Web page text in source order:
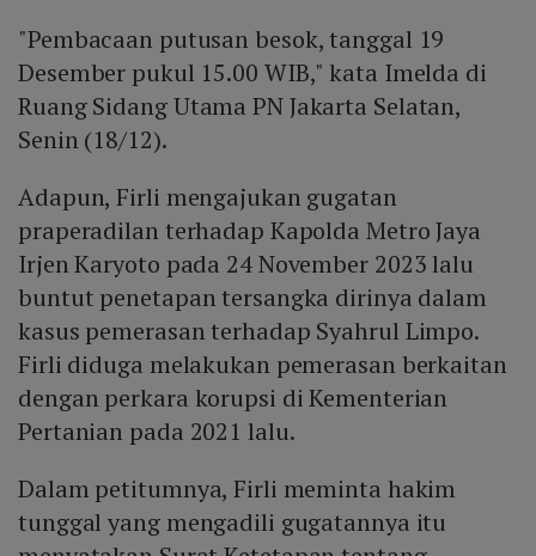
"Pembacaan putusan besok, tanggal 19
Desember pukul 15.00 WIB," kata Imelda di
Ruang Sidang Utama PN Jakarta Selatan,
Senin (18/12).
Adapun, Firli mengajukan gugatan
praperadilan terhadap Kapolda Metro Jaya
Irjen Karyoto pada 24 November 2023 lalu
buntut penetapan tersangka dirinya dalam
kasus pemerasan terhadap Syahrul Limpo.
Firli diduga melakukan pemerasan berkaitan
dengan perkara korupsi di Kementerian
Pertanian pada 2021 lalu.
Dalam petitumnya, Firli meminta hakim
tunggal yang mengadili gugatannya itu